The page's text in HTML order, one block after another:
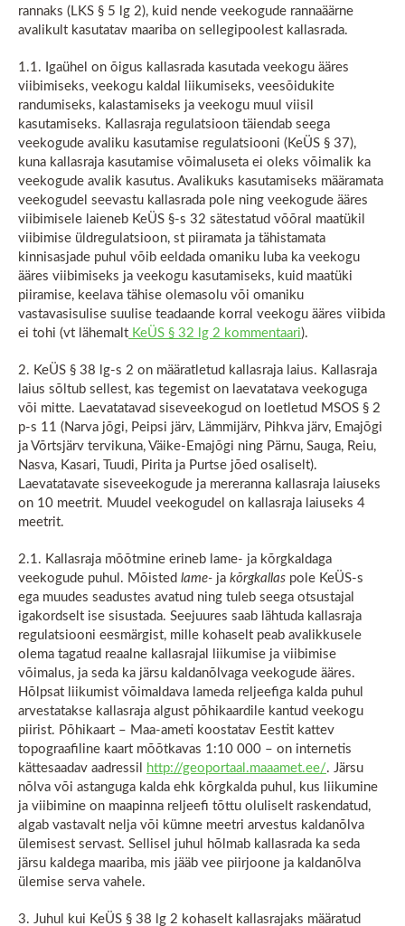
rannaks (LKS § 5 lg 2), kuid nende veekogude rannaäärne
avalikult kasutatav maariba on sellegipoolest kallasrada.
1.1. Igaühel on õigus kallasrada kasutada veekogu ääres
viibimiseks, veekogu kaldal liikumiseks, veesõidukite
randumiseks, kalastamiseks ja veekogu muul viisil
kasutamiseks. Kallasraja regulatsioon täiendab seega
veekogude avaliku kasutamise regulatsiooni (KeÜS § 37),
kuna kallasraja kasutamise võimaluseta ei oleks võimalik ka
veekogude avalik kasutus. Avalikuks kasutamiseks määramata
veekogudel seevastu kallasrada pole ning veekogude ääres
viibimisele laieneb KeÜS §-s 32 sätestatud võõral maatükil
viibimise üldregulatsioon, st piiramata ja tähistamata
kinnisasjade puhul võib eeldada omaniku luba ka veekogu
ääres viibimiseks ja veekogu kasutamiseks, kuid maatüki
piiramise, keelava tähise olemasolu või omaniku
vastavasisulise suulise teadaande korral veekogu ääres viibida
ei tohi (vt lähemalt KeÜS § 32 lg 2 kommentaari).
2. KeÜS § 38 lg-s 2 on määratletud kallasraja laius. Kallasraja
laius sõltub sellest, kas tegemist on laevatatava veekoguga
või mitte. Laevatatavad siseveekogud on loetletud MSOS § 2
p-s 11 (Narva jõgi, Peipsi järv, Lämmijärv, Pihkva järv, Emajõgi
ja Võrtsjärv tervikuna, Väike-Emajõgi ning Pärnu, Sauga, Reiu,
Nasva, Kasari, Tuudi, Pirita ja Purtse jõed osaliselt).
Laevatatavate siseveekogude ja mereranna kallasraja laiuseks
on 10 meetrit. Muudel veekogudel on kallasraja laiuseks 4
meetrit.
2.1. Kallasraja mõõtmine erineb lame- ja kõrgkaldaga
veekogude puhul. Mõisted lame- ja kõrgkallas pole KeÜS-s
ega muudes seadustes avatud ning tuleb seega otsustajal
igakordselt ise sisustada. Seejuures saab lähtuda kallasraja
regulatsiooni eesmärgist, mille kohaselt peab avalikkusele
olema tagatud reaalne kallasrajal liikumise ja viibimise
võimalus, ja seda ka järsu kaldanõlvaga veekogude ääres.
Hõlpsat liikumist võimaldava lameda reljeefiga kalda puhul
arvestatakse kallasraja algust põhikaardile kantud veekogu
piirist. Põhikaart – Maa-ameti koostatav Eestit kattev
topograafiline kaart mõõtkavas 1:10 000 – on internetis
kättesaadav aadressil
http://geoportaal.maaamet.ee/. Järsu
nõlva või astanguga kalda ehk kõrgkalda puhul, kus liikumine
ja viibimine on maapinna reljeefi tõttu oluliselt raskendatud,
algab vastavalt nelja või kümne meetri arvestus kaldanõlva
ülemisest servast. Sellisel juhul hõlmab kallasrada ka seda
järsu kaldega maariba, mis jääb vee piirjoone ja kaldanõlva
ülemise serva vahele.
3. Juhul kui KeÜS § 38 lg 2 kohaselt kallasrajaks määratud